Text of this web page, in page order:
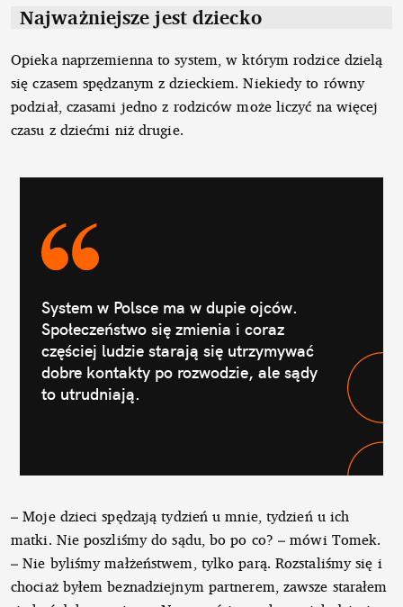
Najważniejsze jest dziecko
Opieka naprzemienna to system, w którym rodzice dzielą
się czasem spędzanym z dzieckiem. Niekiedy to równy
podział, czasami jedno z rodziców może liczyć na więcej
czasu z dziećmi niż drugie.
System w Polsce ma w dupie ojców.
Społeczeństwo się zmienia i coraz
częściej ludzie starają się utrzymywać
dobre kontakty po rozwodzie, ale sądy
to utrudniają.
– Moje dzieci spędzają tydzień u mnie, tydzień u ich
matki. Nie poszliśmy do sądu, bo po co? – mówi Tomek.
– Nie byliśmy małżeństwem, tylko parą. Rozstaliśmy się i
chociaż byłem beznadziejnym partnerem, zawsze starałem